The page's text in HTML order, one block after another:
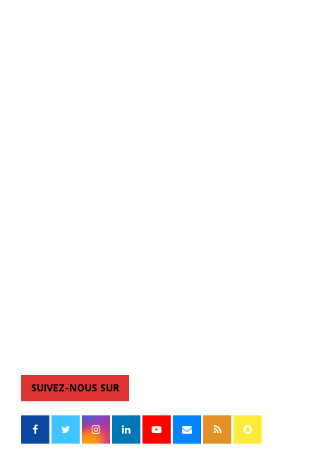
SUIVEZ-NOUS SUR